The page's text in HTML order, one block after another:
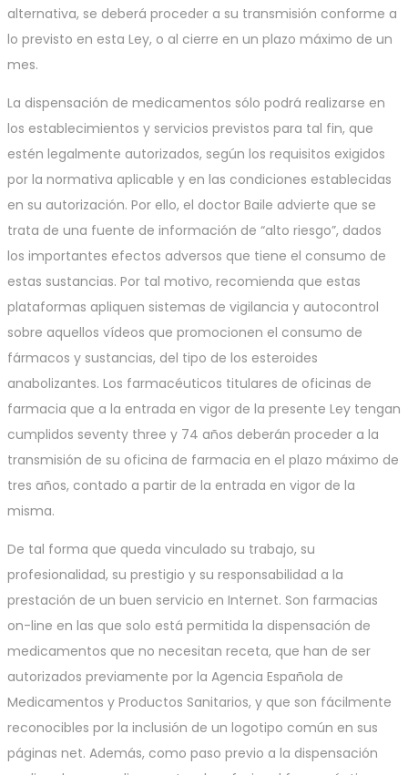
alternativa, se deberá proceder a su transmisión conforme a
lo previsto en esta Ley, o al cierre en un plazo máximo de un
mes.
La dispensación de medicamentos sólo podrá realizarse en
los establecimientos y servicios previstos para tal fin, que
estén legalmente autorizados, según los requisitos exigidos
por la normativa aplicable y en las condiciones establecidas
en su autorización. Por ello, el doctor Baile advierte que se
trata de una fuente de información de “alto riesgo”, dados
los importantes efectos adversos que tiene el consumo de
estas sustancias. Por tal motivo, recomienda que estas
plataformas apliquen sistemas de vigilancia y autocontrol
sobre aquellos vídeos que promocionen el consumo de
fármacos y sustancias, del tipo de los esteroides
anabolizantes. Los farmacéuticos titulares de oficinas de
farmacia que a la entrada en vigor de la presente Ley tengan
cumplidos seventy three y 74 años deberán proceder a la
transmisión de su oficina de farmacia en el plazo máximo de
tres años, contado a partir de la entrada en vigor de la
misma.
De tal forma que queda vinculado su trabajo, su
profesionalidad, su prestigio y su responsabilidad a la
prestación de un buen servicio en Internet. Son farmacias
on-line en las que solo está permitida la dispensación de
medicamentos que no necesitan receta, que han de ser
autorizados previamente por la Agencia Española de
Medicamentos y Productos Sanitarios, y que son fácilmente
reconocibles por la inclusión de un logotipo común en sus
páginas net. Además, como paso previo a la dispensación